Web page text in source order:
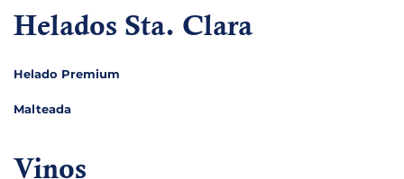
Helados Sta. Clara
Helado Premium
Malteada
Vinos